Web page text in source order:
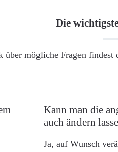
Die
über mögliche Fragen
Kann man die
auch ändern
Ja, auf Wunsch